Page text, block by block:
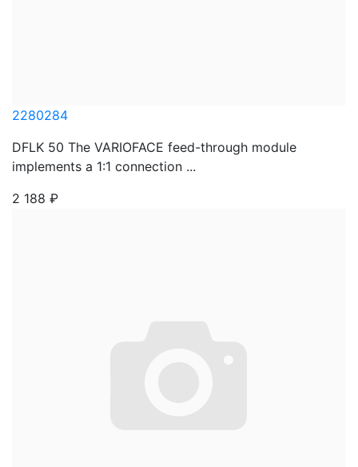
2280284
DFLK 50 The VARIOFACE feed-through module
implements a 1:1 connection ...
2 188 ₽